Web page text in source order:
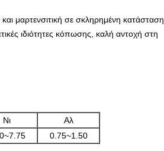
μαρτενσιτική σε σκληρημένη κατάσταση.
ιδιότητες κόπωσης, καλή αντοχή στη
Νι
Αλ
0.75~1.50